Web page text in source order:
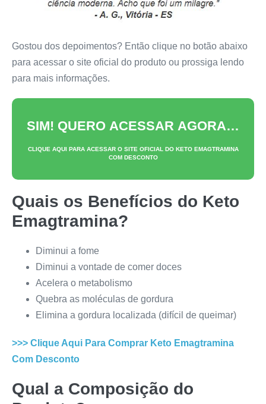
Gostou dos depoimentos? Então clique no botão abaixo
para acessar o site oficial do produto ou prossiga lendo
para mais informações.
SIM! QUERO ACESSAR AGORA…
CLIQUE AQUI PARA ACESSAR O SITE OFICIAL DO KETO EMAGTRAMINA
COM DESCONTO
Quais os Benefícios do Keto
Emagtramina?
Diminui a fome
Diminui a vontade de comer doces
Acelera o metabolismo
Quebra as moléculas de gordura
Elimina a gordura localizada (difícil de queimar)
>>> Clique Aqui Para Comprar Keto Emagtramina
Com Desconto
Qual a Composição do